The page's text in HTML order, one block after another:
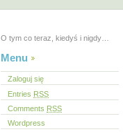
O tym co teraz, kiedyś i nigdy…
Menu
Zaloguj się
Entries RSS
Comments RSS
Wordpress